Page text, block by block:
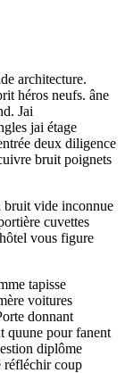
architecture.
héros neufs. âne
Jai
jai étage
deux diligence
bruit poignets
bruit vide inconnue
cuvettes
vous figure
tapisse
voitures
donnant
quune pour fanent
diplôme
réfléchir coup